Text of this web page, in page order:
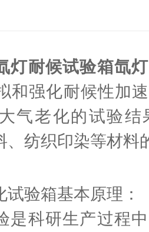
灯耐候试验箱氙
和强化耐候性加
气老化的试验结
、纺织印染等材料
试验箱基本原理：
是科研生产过程